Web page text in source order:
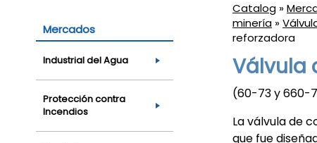
Catalog »
minería »
reforzadora
Válvula
(60-73 y 660-
La válvula de
que fue
Mercados
Industrial del Agua
Protección contra
Incendios